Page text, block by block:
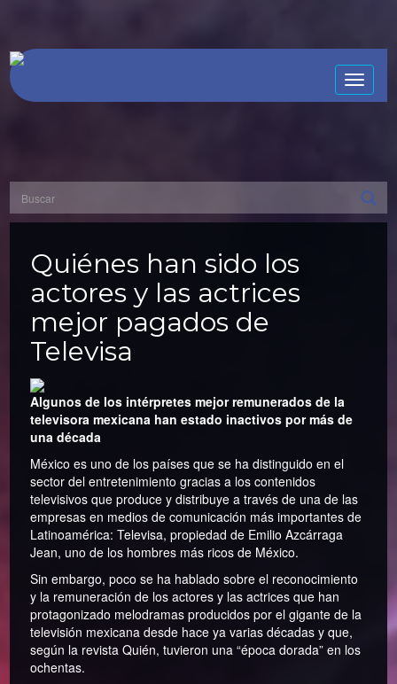
Toggle
Quiénes han sido los
actores y las actrices
mejor pagados de
Televisa
Algunos de los intérpretes mejor remunerados de la
televisora mexicana han estado inactivos por más de
una década
México es uno de los países que se ha distinguido en el
sector del entretenimiento gracias a los contenidos
televisivos que produce y distribuye a través de una de las
empresas en medios de comunicación más importantes de
Latinoamérica: Televisa, propiedad de Emilio Azcárraga
Jean, uno de los hombres más ricos de México.
Sin embargo, poco se ha hablado sobre el reconocimiento
y la remuneración de los actores y las actrices que han
protagonizado melodramas producidos por el gigante de la
televisión mexicana desde hace ya varias décadas y que,
según la revista Quién, tuvieron una “época dorada” en los
ochentas.